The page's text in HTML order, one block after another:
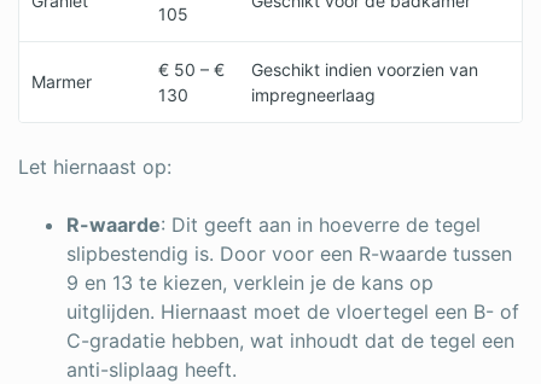
105
Marmer
€ 50 – €
130
Geschikt indien voorzien van
impregneerlaag
Let hiernaast op:
R-waarde: Dit geeft aan in hoeverre de tegel
slipbestendig is. Door voor een R-waarde tussen
9 en 13 te kiezen, verklein je de kans op
uitglijden. Hiernaast moet de vloertegel een B- of
C-gradatie hebben, wat inhoudt dat de tegel een
anti-sliplaag heeft.